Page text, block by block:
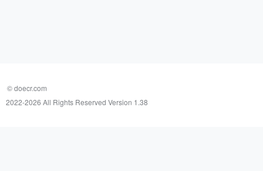
© doecr.com
2022-2026 All Rights Reserved Version 1.38